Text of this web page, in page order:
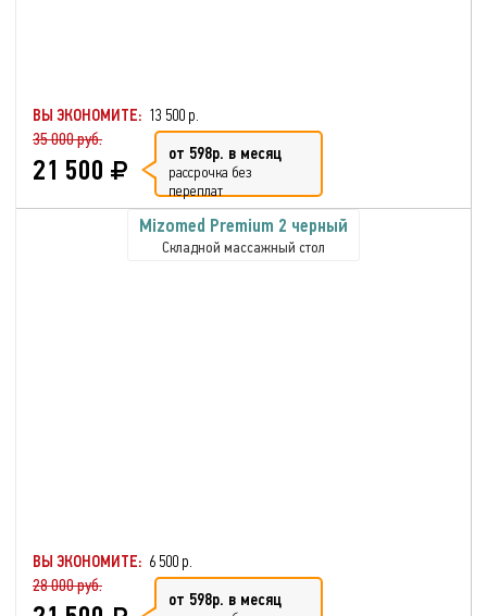
ВЫ ЭКОНОМИТЕ: 13 500 р.
35 000 руб.
21 500 от 598р. в месяц
рассрочка без
переплат
Mizomed Premium 2 черный
Складной массажный стол
ВЫ ЭКОНОМИТЕ: 6 500 р.
28 000 руб.
от 598р. в месяц